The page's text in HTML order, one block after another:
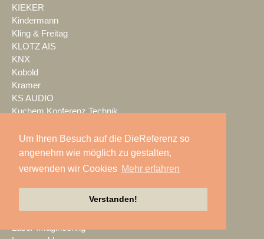
Um Ihren Besuch auf die DieReferenz so
angenehm wie möglich zu gestalten,
verwenden wir Cookies Mehr erfahren
Verstanden!
KIEKER
Kindermann
Kling & Freitag
KLOTZ AIS
KNX
Kobold
Kramer
KS AUDIO
Kuchem Konferenz Technik
Kultour
Kwick Lights
L-Acoustics
Lambda Labs
Laser Imagineering